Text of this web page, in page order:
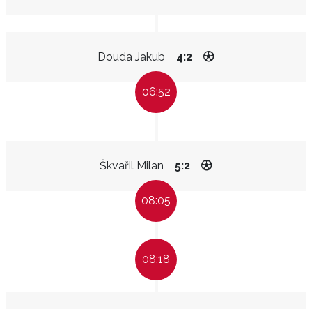
Douda Jakub 4:2
06:52
Škvařil Milan 5:2
08:05
08:18